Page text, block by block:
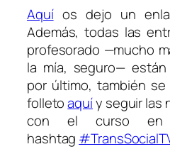
Aquíos dejo un
Además, todas las
profesorado —mucho
la mía, seguro— están
por último, también
folletoaquíy seguir las
con el curso
hashtag